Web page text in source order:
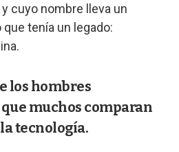
cuyo nombre lleva un
tenía un legado:
los hombres
muchos comparan
tecnología.